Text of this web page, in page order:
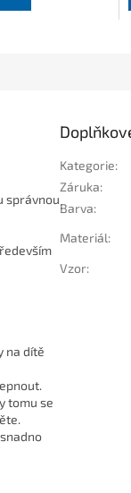
správnou
na dítě
tomu se
Kategorie:
Záruka:
Barva:
Materiál:
Vzor: